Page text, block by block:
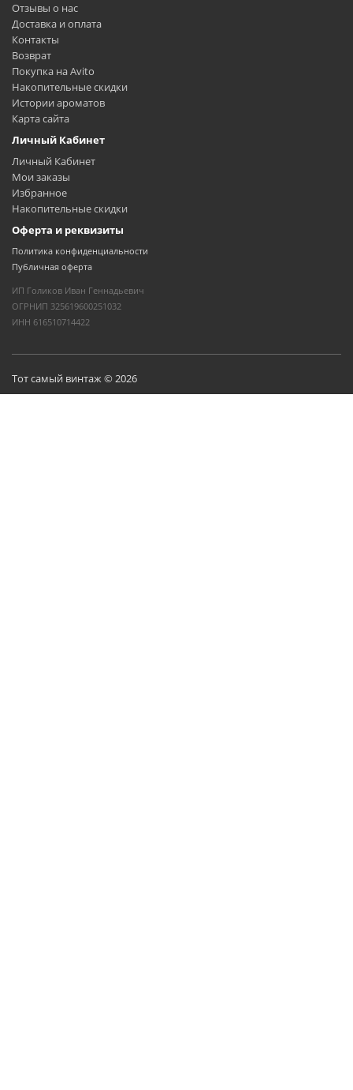
Отзывы о нас
Доставка и оплата
Контакты
Возврат
Покупка на Avito
Накопительные скидки
Истории ароматов
Карта сайта
Личный Кабинет
Личный Кабинет
Мои заказы
Избранное
Накопительные скидки
Оферта и реквизиты
Политика конфиденциальности
Публичная оферта
ИП Голиков Иван Геннадьевич
ОГРНИП 325619600251032
ИНН 616510714422
Тот самый винтаж © 2026